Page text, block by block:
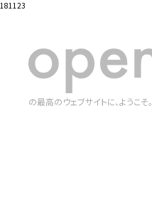
の最高のウェブサイトに、ようこそ。
181123